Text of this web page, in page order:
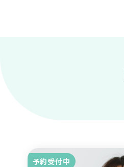
予約受付中